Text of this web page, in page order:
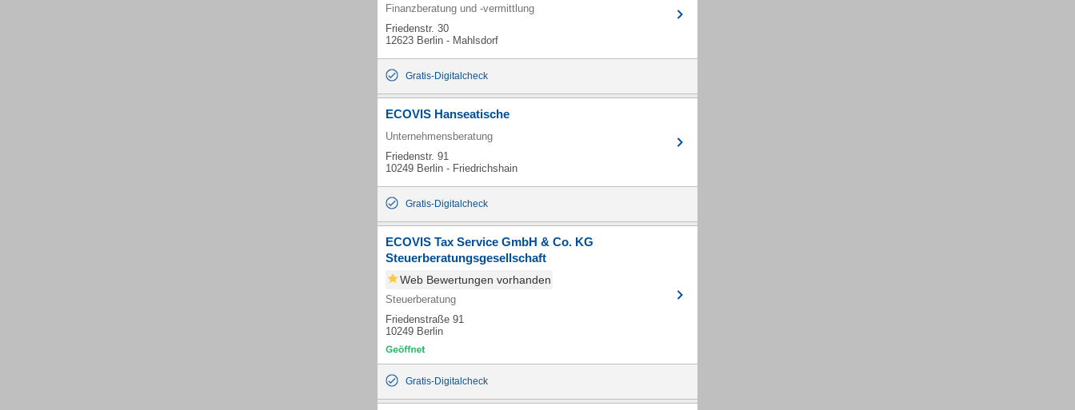
Finanzberatung und -vermittlung
Friedenstr. 30
12623 Berlin - Mahlsdorf
Gratis-Digitalcheck
ECOVIS Hanseatische
Unternehmensberatung
Friedenstr. 91
10249 Berlin - Friedrichshain
Gratis-Digitalcheck
ECOVIS Tax Service GmbH & Co. KG
Steuerberatungsgesellschaft
Web Bewertungen vorhanden
Steuerberatung
Friedenstraße 91
10249 Berlin
Gratis-Digitalcheck